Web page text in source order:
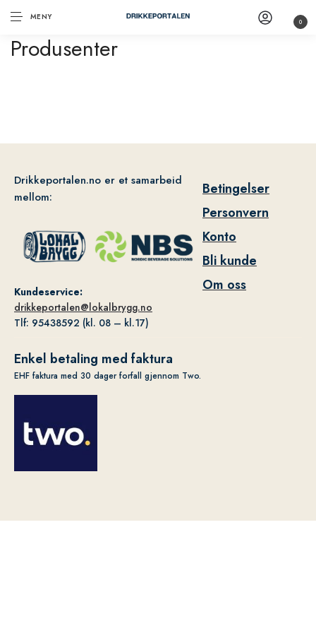
MENY 0
Produsenter
Drikkeportalen.no er et samarbeid
mellom:
Kundeservice:
drikkeportalen@lokalbrygg.no
Tlf: 95438592 (kl. 08 – kl.17)
Betingelser
Personvern
Konto
Bli kunde
Om oss
Enkel betaling med faktura
EHF faktura med 30 dager forfall gjennom Two.